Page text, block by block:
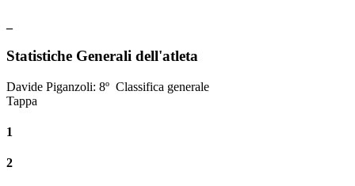
Statistiche Generali dell'atleta
Davide Piganzoli: 8º Classifica generale
Tappa
1
2